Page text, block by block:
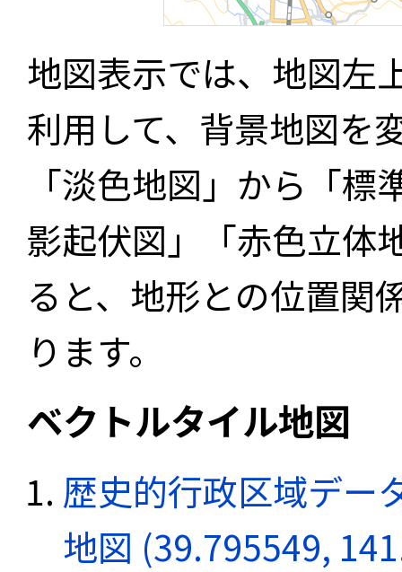
地図表示では、地図左
利用して、背景地図を
「淡色地図」から「
影起伏図」「赤色立体
ると、地形との位置関
ります。
ベクトルタイル地図
歴史的行政区域デー
地図 (39.795549,